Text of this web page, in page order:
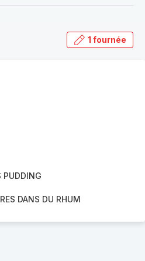
1 fournée
PUDDING
DANS DU RHUM